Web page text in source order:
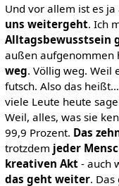
Und vor allem ist es
uns weitergeht. Ich
Alltagsbewusstsein
außen aufgenommen
weg. Völlig weg. Weil
futsch. Also das
viele Leute heute
Weil, alles, was sie
99,9 Prozent. Das
trotzdem jeder
kreativen Akt- auch
das geht weiter. Das